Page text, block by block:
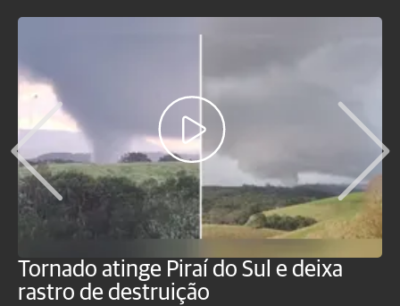
Tornado atinge Piraí do Sul e deixa
rastro de destruição